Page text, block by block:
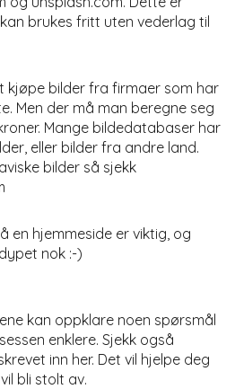
brukes fritt uten vederlag til
kjøpe bilder fra firmaer som har
Men der må man beregne seg
Mange bildedatabaser har
eller bilder fra andre land.
bilder så sjekk
en hjemmeside er viktig, og
nok :-)
kan oppklare noen spørsmål
enklere. Sjekk også
inn her. Det vil hjelpe deg
bli stolt av.